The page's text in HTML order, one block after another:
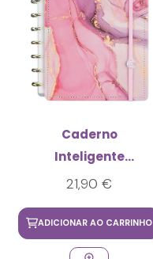
Caderno
Inteligente
Ágatha Médio
21,90 €
ADICIONAR AO CARRINHO